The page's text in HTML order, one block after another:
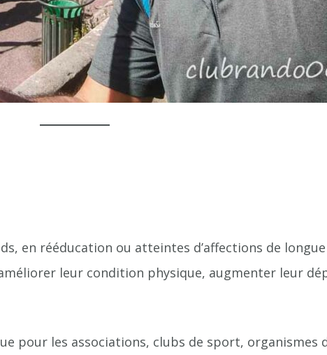
en rééducation ou atteintes d’affections de longue
leur condition physique, augmenter leur
pour les associations, clubs de sport, organismes